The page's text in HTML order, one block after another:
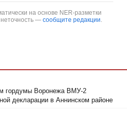
на основе NER-разметки
— сообщите редакции
гордумы Воронежа ВМУ-2
декларации в Аннинском районе